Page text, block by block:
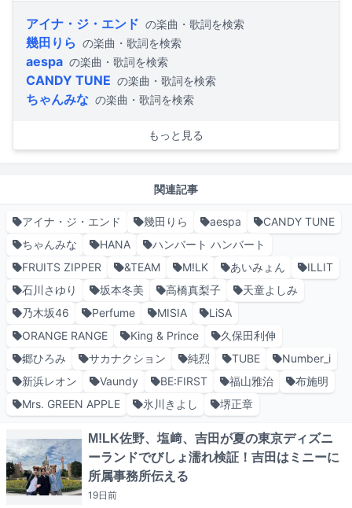
アイナ・ジ・エンド の楽曲・歌詞を検索
幾田りら の楽曲・歌詞を検索
aespa の楽曲・歌詞を検索
CANDY TUNE の楽曲・歌詞を検索
ちゃんみな の楽曲・歌詞を検索
もっと見る
関連記事
アイナ・ジ・エンド 幾田りら aespa
CANDY TUNE
ちゃんみな
HANA
ハンバート ハンバート
FRUITS ZIPPER
&TEAM M!LK あいみょん
ILLIT
石川さゆり
坂本冬美 高橋真梨子
天童よしみ
乃木坂46
Perfume MISIA
LiSA
ORANGE RANGE
King & Prince
久保田利伸
郷ひろみ
サカナクション 純烈 TUBE
Number_i
新浜レオン
Vaundy BE:FIRST 福山雅治
布施明
Mrs. GREEN APPLE
氷川きよし 堺正章
M!LK佐野、塩﨑、吉田が夏の東京ディズニ
ーランドでびしょ濡れ検証！吉田はミニーに
所属事務所伝える
19日前